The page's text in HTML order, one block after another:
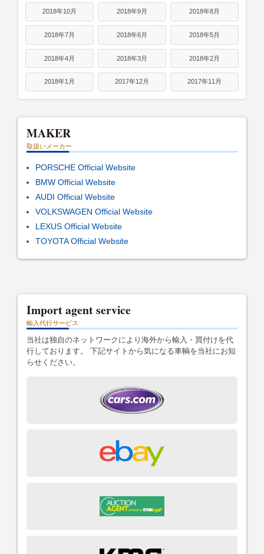
2018年10月 2018年9月 2018年8月
2018年7月 2018年6月 2018年5月
2018年4月 2018年3月 2018年2月
2018年1月 2017年12月 2017年11月
MAKER
取扱いメーカー
PORSCHE Official Website
BMW Official Website
AUDI Official Website
VOLKSWAGEN Official Website
LEXUS Official Website
TOYOTA Official Website
Import agent service
輸入代行サービス
当社は独自のネットワークにより海外から輸入・買付けを代
行しております。 下記サイトから気になる車輌を当社にお知
らせください。